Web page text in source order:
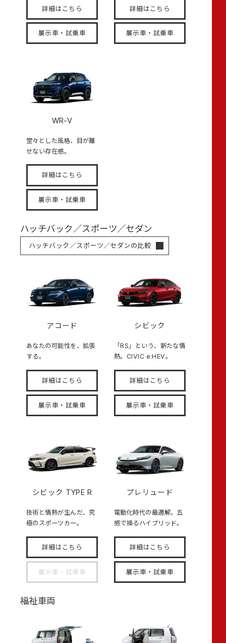
詳細はこちら
展示車・試乗車
詳細はこちら
展示車・試乗車
WR-V
堂々とした風格、目が離
せない存在感。
詳細はこちら
展示車・試乗車
ハッチバック／スポーツ／セダン
ハッチバック／スポーツ／セダンの比較
アコード
あなたの可能性を、拡張
する。
詳細はこちら
展示車・試乗車
シビック
「RS」という、新たな情
熱。CIVIC e:HEV。
詳細はこちら
展示車・試乗車
シビック TYPE R
技術と情熱が生んだ、究
極のスポーツカー。
詳細はこちら
展示車・試乗車
プレリュード
電動化時代の最適解。五
感で操るハイブリッド。
詳細はこちら
展示車・試乗車
福祉車両